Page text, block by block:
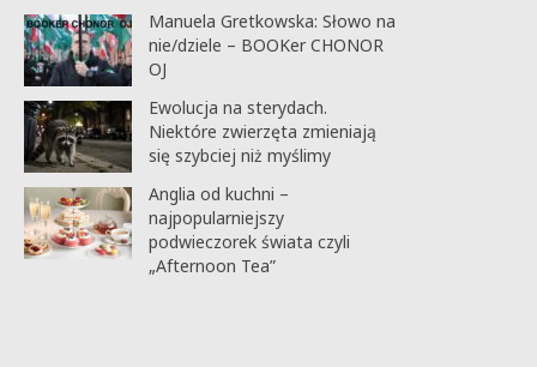
Manuela Gretkowska: Słowo na
nie/dziele – BOOKer CHONOR
OJ
Ewolucja na sterydach.
Niektóre zwierzęta zmieniają
się szybciej niż myślimy
Anglia od kuchni –
najpopularniejszy
podwieczorek świata czyli
„Afternoon Tea”